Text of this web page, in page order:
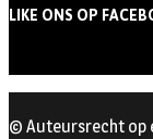
LIKE ONS OP
© Auteursrecht op